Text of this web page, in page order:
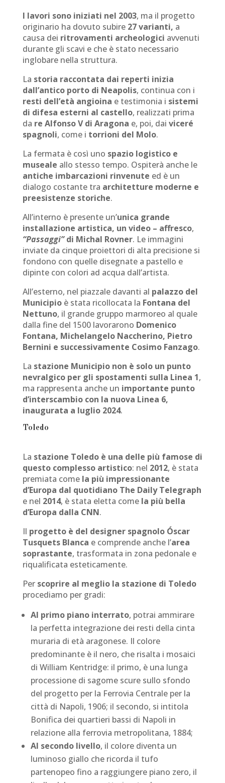
I lavori sono iniziati nel 2003, ma il progetto
originario ha dovuto subire27 varianti, a
causa dei ritrovamenti archeologici avvenuti
durante gli scavi e che è stato necessario
inglobare nella struttura.
La storia raccontata dai reperti inizia
dall’antico porto di Neapolis, continua con i
resti dell’età angioina e testimonia i sistemi
di difesa esterni al castello, realizzati prima
da re Alfonso V di Aragona e, poi, dai viceré
spagnoli, come i torrioni del Molo.
La fermata è così uno spazio logistico e
museale allo stesso tempo. Ospiterà anche le
antiche imbarcazioni rinvenute ed è un
dialogo costante tra architetture moderne e
preesistenze storiche.
All’interno è presente un’unica grande
installazione artistica, un video – affresco,
“Passaggi”di Michal Rovner. Le immagini
inviate da cinque proiettori di alta precisione si
fondono con quelle disegnate a pastello e
dipinte con colori ad acqua dall’artista.
All’esterno, nel piazzale davanti al palazzo del
Municipioè stata ricollocata la Fontana del
Nettuno, il grande gruppo marmoreo al quale
dalla fine del 1500 lavorarono Domenico
Fontana, Michelangelo Naccherino, Pietro
Bernini e successivamente Cosimo Fanzago.
La stazione Municipio non è solo un punto
nevralgico per gli spostamenti sulla Linea 1,
ma rappresenta anche un importante punto
d’interscambio con la nuova Linea 6,
inaugurata a luglio 2024.
Toledo
La stazione Toledo è una delle più famose di
questo complesso artistico: nel 2012, è stata
premiata come la più impressionante
d’Europa dal quotidiano The Daily Telegraph
e nel 2014, è stata eletta come la più bella
d’Europa dalla CNN.
Il progetto è del designer spagnolo Óscar
Tusquets Blanca e comprende anche l’area
soprastante, trasformata in zona pedonale e
riqualificata esteticamente.
Per scoprire al meglio la stazione di Toledo
procediamo per gradi:
Al primo piano interrato, potrai ammirare
la perfetta integrazione dei resti della cinta
muraria di età aragonese. Il colore
predominante è il nero, che risalta i mosaici
di William Kentridge: il primo, è una lunga
processione di sagome scure sullo sfondo
del progetto per la Ferrovia Centrale per la
città di Napoli, 1906; il secondo, si intitola
Bonifica dei quartieri bassi di Napoli in
relazione alla ferrovia metropolitana, 1884;
Al secondo livello, il colore diventa un
luminoso giallo che ricorda il tufo
partenopeo fino a raggiungere piano zero, il